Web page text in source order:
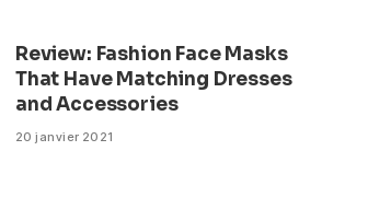
Review: Fashion Face Masks
That Have Matching Dresses
and Accessories
20 janvier 2021